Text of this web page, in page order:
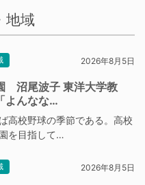
地域
2026年8月5日
沼尾波子 東洋大学教
んなな…
高校野球の季節である。高校
を目指して…
2026年8月5日